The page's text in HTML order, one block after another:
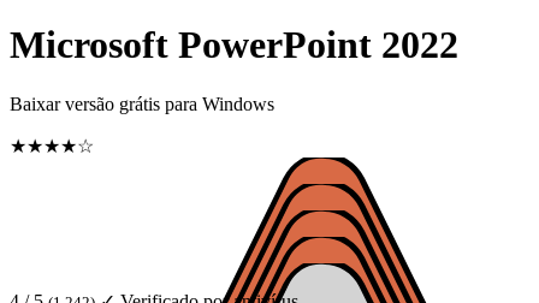
Microsoft PowerPoint 2022
Baixar versão grátis para Windows
★★★★☆